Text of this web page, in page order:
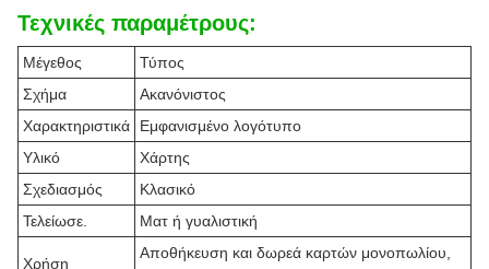
Τεχνικές παραμέτρους:
Μέγεθος
Τύπος
Σχήμα
Ακανόνιστος
Χαρακτηριστικά
Εμφανισμένο λογότυπο
Υλικό
Χάρτης
Σχεδιασμός
Κλασικό
Τελείωσε.
Ματ ή γυαλιστική
Χρήση
Αποθήκευση και δωρεά καρτών μονοπωλίου,